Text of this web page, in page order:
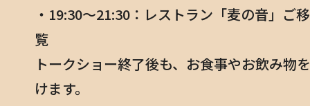
・19:30〜21:30：レストラン「麦の音」ご
覧
トークショー終了後も、お食事やお飲み物
けます。